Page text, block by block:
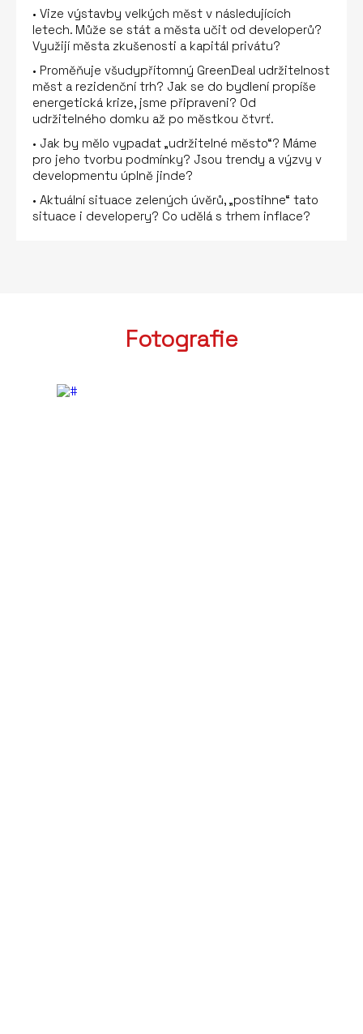
• Vize výstavby velkých měst v následujících
letech. Může se stát a města učit od developerů?
Využijí města zkušenosti a kapitál privátu?
• Proměňuje všudypřítomný GreenDeal udržitelnost
měst a rezidenční trh? Jak se do bydlení propíše
energetická krize, jsme připraveni? Od
udržitelného domku až po městkou čtvrť.
• Jak by mělo vypadat „udržitelné město“? Máme
pro jeho tvorbu podmínky? Jsou trendy a výzvy v
developmentu úplně jinde?
• Aktuální situace zelených úvěrů, „postihne“ tato
situace i developery? Co udělá s trhem inflace?
Fotografie